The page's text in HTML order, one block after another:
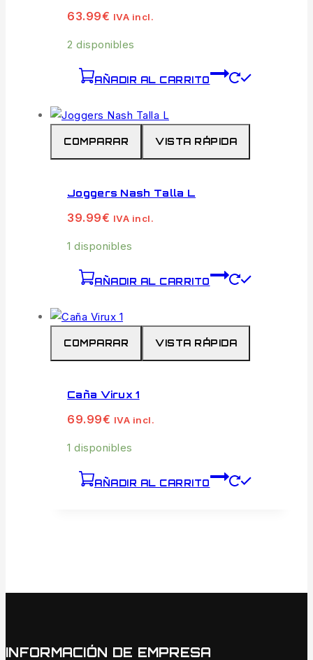
63.99€ IVA incl.
2 disponibles
AÑADIR AL CARRITO
COMPARAR VISTA RÁPIDA
Joggers Nash Talla L
39.99€ IVA incl.
1 disponibles
AÑADIR AL CARRITO
COMPARAR VISTA RÁPIDA
Caña Virux 1
69.99€ IVA incl.
1 disponibles
AÑADIR AL CARRITO
INFORMACIÓN DE EMPRESA